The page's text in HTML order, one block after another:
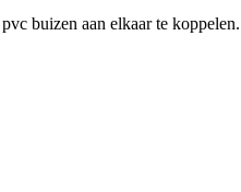
buizen aan elkaar te